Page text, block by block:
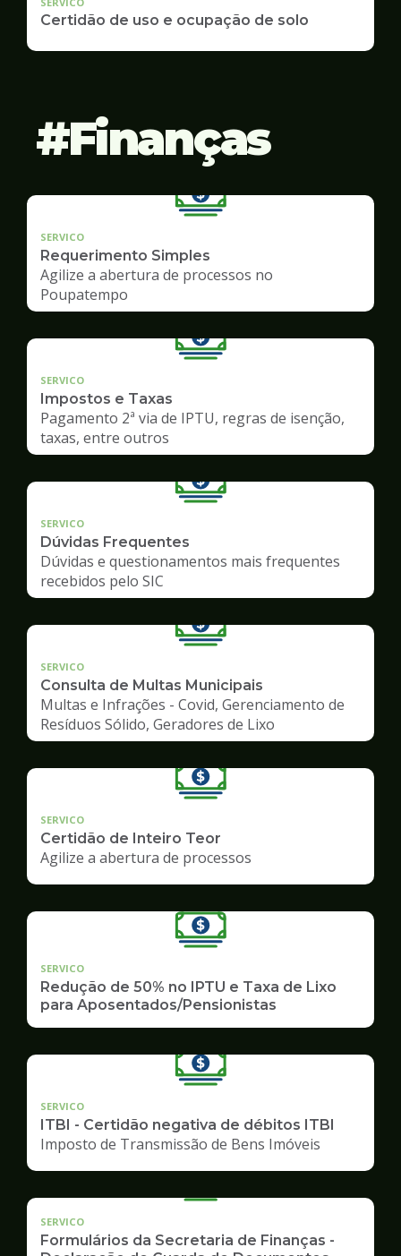
Certidão de uso e ocupação de solo
Finanças
SERVICO
Requerimento Simples
Agilize a abertura de processos no
Poupatempo
SERVICO
Impostos e Taxas
Pagamento 2ª via de IPTU, regras de isenção,
taxas, entre outros
SERVICO
Dúvidas Frequentes
Dúvidas e questionamentos mais frequentes
recebidos pelo SIC
SERVICO
Consulta de Multas Municipais
Multas e Infrações - Covid, Gerenciamento de
Resíduos Sólido, Geradores de Lixo
SERVICO
Certidão de Inteiro Teor
Agilize a abertura de processos
SERVICO
Redução de 50% no IPTU e Taxa de Lixo
para Aposentados/Pensionistas
SERVICO
ITBI - Certidão negativa de débitos ITBI
Imposto de Transmissão de Bens Imóveis
SERVICO
Formulários da Secretaria de Finanças -